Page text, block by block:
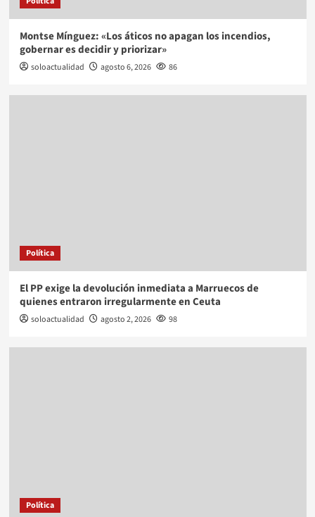
Montse Mínguez: «Los áticos no apagan los incendios,
gobernar es decidir y priorizar»
soloactualidad agosto 6, 2026 86
Política
El PP exige la devolución inmediata a Marruecos de
quienes entraron irregularmente en Ceuta
soloactualidad agosto 2, 2026 98
Política